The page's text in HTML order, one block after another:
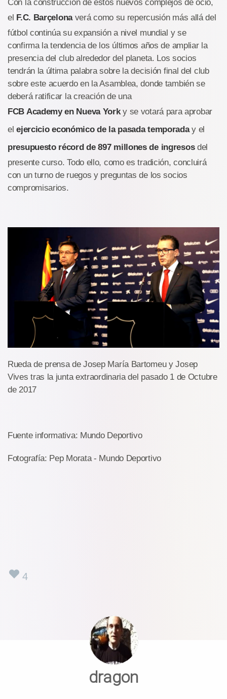
Con la construcción de estos nuevos complejos de ocio,
el F.C. Barçelonaverá como su repercusión más allá del
fútbol continúa su expansión a nivel mundial y se
confirma la tendencia de los últimos años de ampliar la
presencia del club alrededor del planeta. Los socios
tendrán la última palabra sobre la decisión final del club
sobre este acuerdo en la Asamblea, donde también se
deberá ratificar la creación de una
FCB Academy en Nueva Yorky se votará para aprobar
elejercicio económico de la pasada temporaday el
presupuesto récord de 897 millones de ingresosdel
presente curso. Todo ello, como es tradición, concluirá
con un turno de ruegos y preguntas de los socios
compromisarios.
Rueda de prensa de Josep María Bartomeu y Josep
Vives tras la junta extraordinaria del pasado 1 de Octubre
de 2017
Fuente informativa: Mundo Deportivo
Fotografía: Pep Morata - Mundo Deportivo
4
dragon